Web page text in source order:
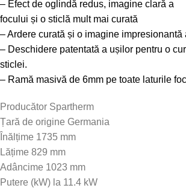
– Efect de oglindă redus, imagine clară a
focului și o sticlă mult mai curată
– Ardere curată și o imagine impresionantă
– Deschidere patentată a ușilor pentru o
sticlei.
– Ramă masivă de 6mm pe toate laturile
Producător Spartherm
Țară de origine Germania
Înălțime 1735 mm
Lățime 829 mm
Adâncime 1023 mm
Putere (kW) la 11.4 kW